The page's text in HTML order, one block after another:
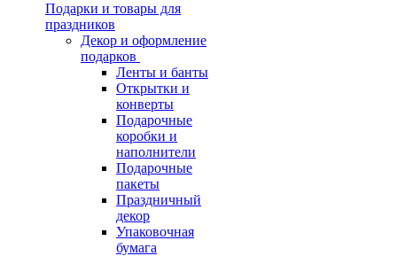
Подарки и товары для
праздников
Декор и оформление
подарков
Ленты и банты
Открытки и
конверты
Подарочные
коробки и
наполнители
Подарочные
пакеты
Праздничный
декор
Упаковочная
бумага